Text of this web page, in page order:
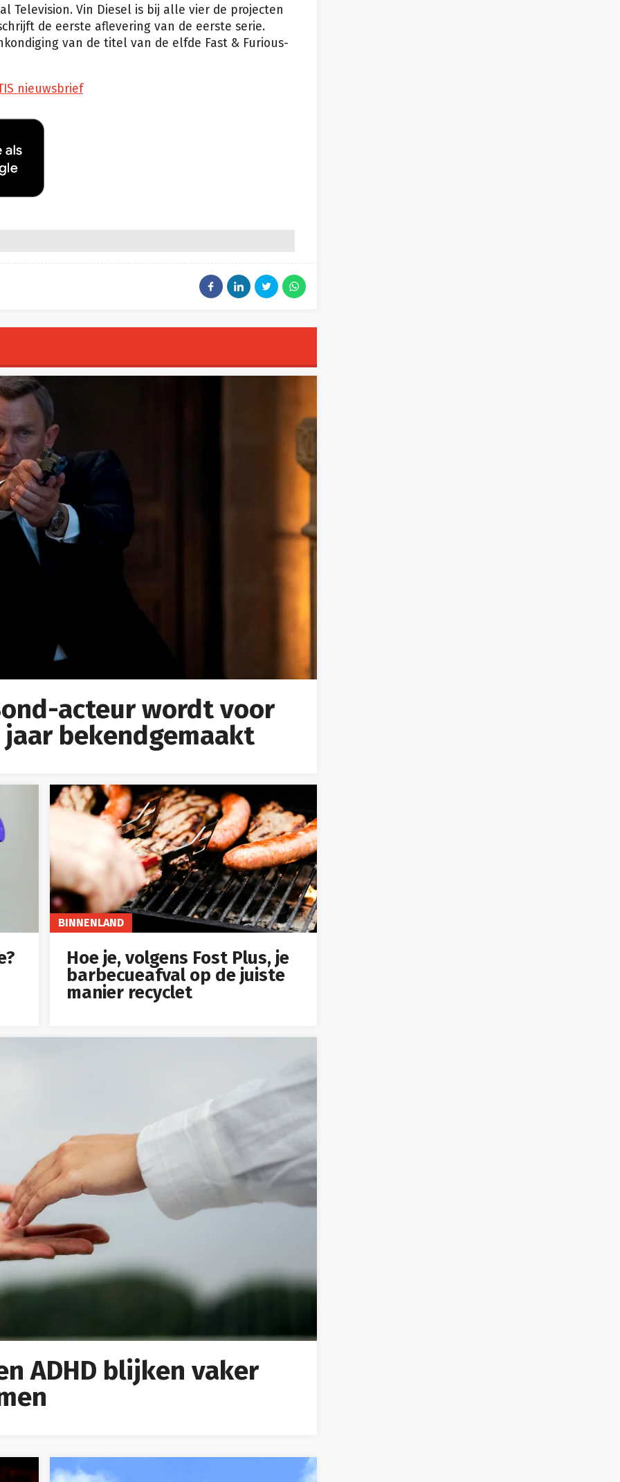
Television. Vin Diesel is bij alle vier de projecten
de eerste aflevering van de eerste serie.
van de titel van de elfde Fast & Furious-
nieuwsbrief
acteur wordt voor
bekendgemaakt
BINNENLAND
Hoe je, volgens Fost Plus, je
barbecueafval op de juiste
manier recyclet
ADHD blijken vaker